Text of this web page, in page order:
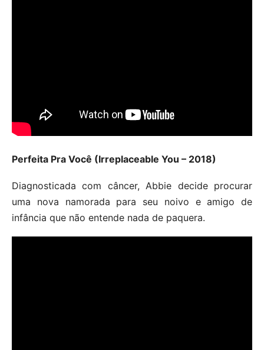
Perfeita Pra Você (Irreplaceable You – 2018)
Diagnosticada com câncer, Abbie decide procurar
uma nova namorada para seu noivo e amigo de
infância que não entende nada de paquera.